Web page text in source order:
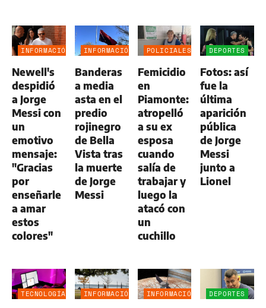
INFORMACIÓN
Newell's
despidió
a Jorge
Messi con
un
emotivo
mensaje:
"Gracias
por
enseñarle
a amar
estos
colores"
INFORMACIÓN
Banderas
a media
asta en el
predio
rojinegro
de Bella
Vista tras
la muerte
de Jorge
Messi
POLICIALES
Femicidio
en
Piamonte:
atropelló
a su ex
esposa
cuando
salía de
trabajar y
luego la
atacó con
un
cuchillo
DEPORTES
Fotos: así
fue la
última
aparición
pública
de Jorge
Messi
junto a
Lionel
TECNOLOGÍA
INFORMACIÓN
INFORMACIÓN
DEPORTES